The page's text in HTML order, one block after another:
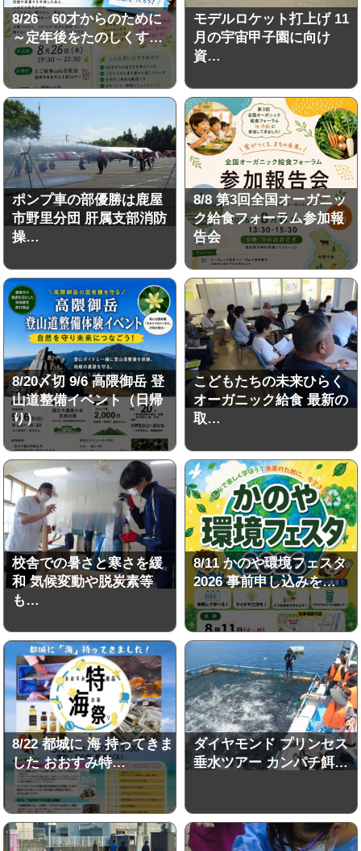
8/26 60才からのために
～定年後をたのしくす…
モデルロケット打上げ 11
月の宇宙甲子園に向け
資…
ポンプ車の部優勝は鹿屋
市野里分団 肝属支部消防
操…
8/8 第3回全国オーガニッ
ク給食フォーラム参加報
告会
8/20〆切 9/6 高隈御岳 登
山道整備イベント（日帰
り）
こどもたちの未来ひらく
オーガニック給食 最新の
取…
校舎での暑さと寒さを緩
和 気候変動や脱炭素等
も…
8/11 かのや環境フェスタ
2026 事前申し込みを…
8/22 都城に 海 持ってきま
した おおすみ特…
ダイヤモンド プリンセス
垂水ツアー カンパチ餌…